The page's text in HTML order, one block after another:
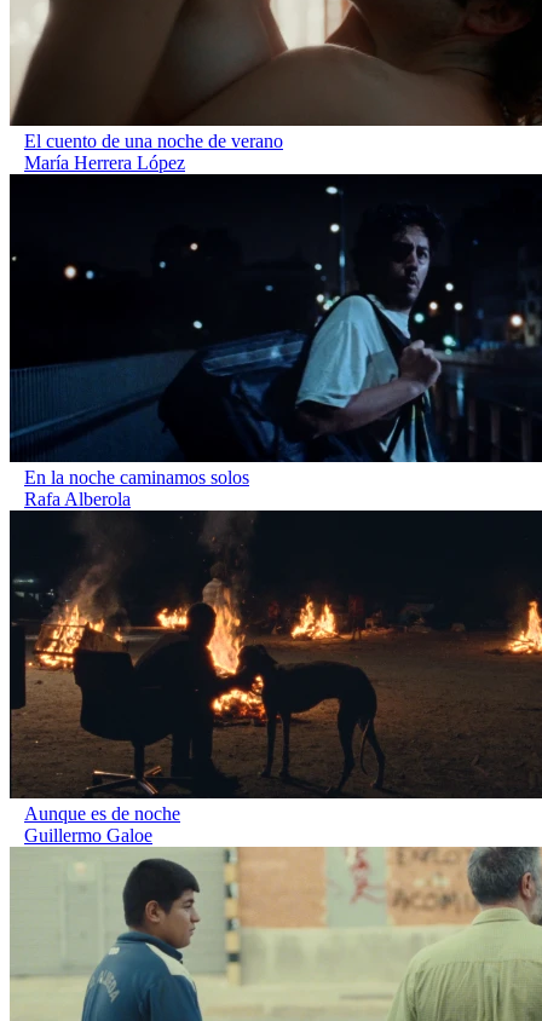
El cuento de una noche de verano
María Herrera López
En la noche caminamos solos
Rafa Alberola
Aunque es de noche
Guillermo Galoe